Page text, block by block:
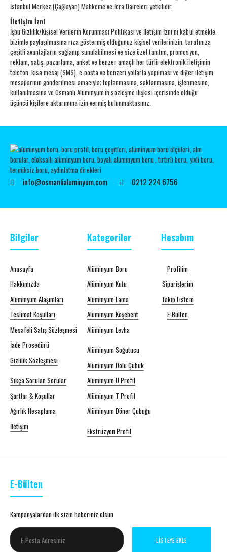
İstanbul Merkez (Çağlayan) Mahkeme ve İcra Daireleri yetkilidir.
İletişim İzni
İşbu Gizlilik/Kişisel Verilerin Korunması Politikası ve İletişim İzni’ni kabul etmekle,
bizimle paylaşılmasına rıza göstermiş olduğunuz kişisel verilerinizin, tarafınıza
çeşitli avantajların sağlanıp sunulabilmesi ve size özel tanıtım, promosyon,
reklam, satış, pazarlama, anket ve benzer amaçlı her türlü elektronik iletişimin
telefon, kısa mesaj (SMS), e-posta ve benzeri yollarla yapılması ve diğer iletişim
mesajlarının gönderilmesi amacıyla; toplanmasına, saklanmasına, işlenmesine,
kullanılmasına ve Osmanlı Alüminyum'in sözleşme ilişkisi içerisinde olduğu
üçüncü kişilere aktarımına izin vermiş bulunmaktasınız.
info@osmanlialuminyum.com 0212 224 6756
Bilgiler
Anasayfa
Hakkımızda
Alüminyum Alaşımları
Teslimat Koşulları
Mesafeli Satış Sözleşmesi
İade Prosedürü
Gizlilik Sözleşmesi
Sıkça Sorulan Sorular
Şartlar & Koşullar
Ağırlık Hesaplama
İletişim
Kategoriler
Alüminyum Boru
Alüminyum Kutu
Alüminyum Lama
Alüminyum Köşebent
Alüminyum Levha
Alüminyum Soğutucu
Alüminyum Dolu Çubuk
Alüminyum U Profil
Alüminyum T Profil
Alüminyum Döner Çubuğu
Ekstrüzyon Profil
Hesabım
Profilim
Siparişlerim
Takip Listem
E-Bülten
E-Bülten
Kampanyalardan ilk sizin haberiniz olsun
LISTEYE EKLE